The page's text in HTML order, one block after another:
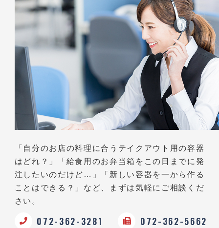
「自分のお店の料理に合うテイクアウト用の容器
はどれ？」
「給食用のお弁当箱をこの日までに発
注したいのだけど…」
「新しい容器を一から作る
ことはできる？」など、
まずは気軽にご相談くだ
さい。
072-362-3281 072-362-5662